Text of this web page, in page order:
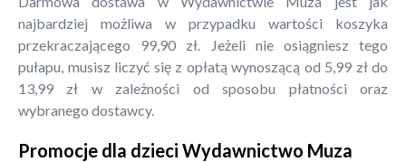
najbardziej możliwa w przypadku wartości koszyka
przekraczającego 99,90 zł. Jeżeli nie osiągniesz tego
pułapu, musisz liczyć się z opłatą wynoszącą od 5,99 zł do
13,99 zł w zależności od sposobu płatności oraz
wybranego dostawcy.
Promocje dla dzieci Wydawnictwo Muza